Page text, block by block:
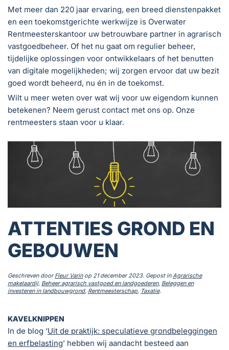
Met meer dan 220 jaar ervaring, een breed dienstenpakket
en een toekomstgerichte werkwijze is Overwater
Rentmeesterskantoor uw betrouwbare partner in agrarisch
vastgoedbeheer. Of het nu gaat om regulier beheer,
tijdelijke oplossingen voor ontwikkelaars of het benutten
van digitale mogelijkheden; wij zorgen ervoor dat uw bezit
goed wordt beheerd, nu én in de toekomst.
Wilt u meer weten over wat wij voor uw eigendom kunnen
betekenen? Neem gerust contact met ons op. Onze
rentmeesters staan voor u klaar.
ATTENTIES GROND EN
GEBOUWEN
Geschreven doorFleur Varinop 21 december 2023. Gepost inAgrarische
makelaardij, Beheer agrarisch vastgoed en landgoederen, Beleggen en
investeren in landbouwgrond, Rentmeesterschap, Taxatie.
KAVELKNIPPEN
In de blog ‘Uit de praktijk: speculatieve grondbeleggingen
en erfbelasting’ hebben wij aandacht besteed aan